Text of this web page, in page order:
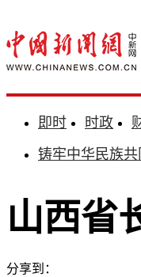
即时 时政
铸牢中华民族
山西省
分享到：